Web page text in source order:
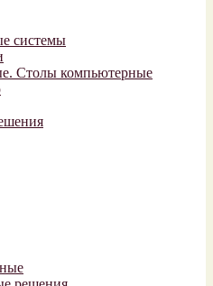
системы
Столы компьютерные